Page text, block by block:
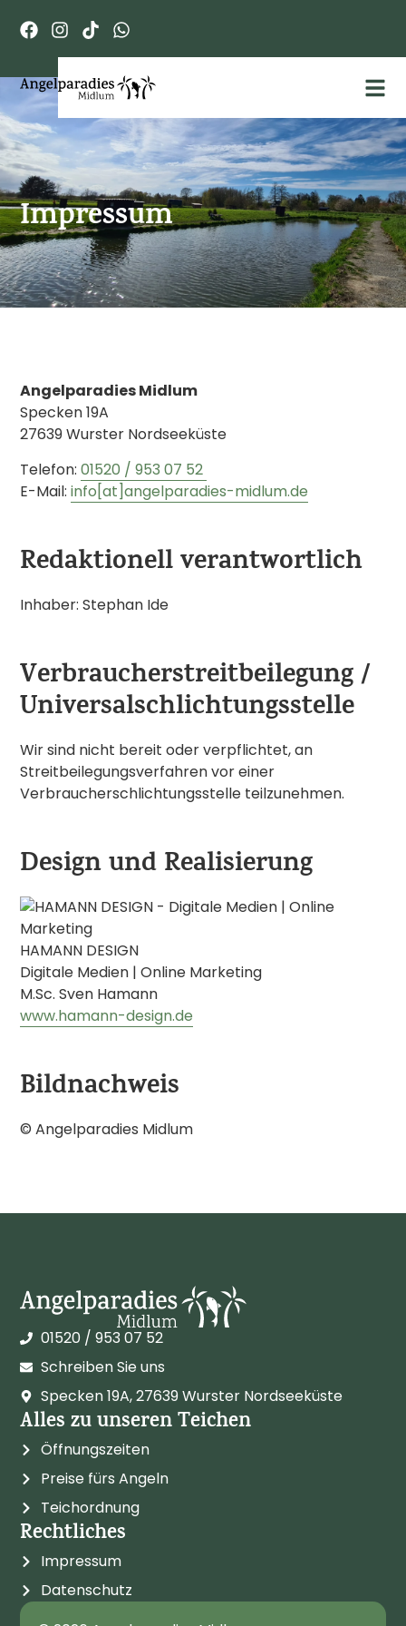
Impressum
Angelparadies Midlum
Specken 19A
27639 Wurster Nordseeküste
Telefon:01520 / 953 07 52
E-Mail:info[at]angelparadies-midlum.de
Redaktionell verantwortlich
Inhaber: Stephan Ide
Verbraucherstreitbeilegung /
Universalschlichtungsstelle
Wir sind nicht bereit oder verpflichtet, an
Streitbeilegungsverfahren vor einer
Verbraucherschlichtungsstelle teilzunehmen.
Design und Realisierung
HAMANN DESIGN
Digitale Medien | Online Marketing
M.Sc. Sven Hamann
www.hamann-design.de
Bildnachweis
© Angelparadies Midlum
01520 / 953 07 52
Schreiben Sie uns
Specken 19A, 27639 Wurster Nordseeküste
Alles zu unseren Teichen
Öffnungszeiten
Preise fürs Angeln
Teichordnung
Rechtliches
Impressum
Datenschutz